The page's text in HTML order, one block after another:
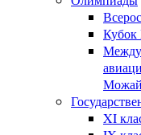
Кубок
XI